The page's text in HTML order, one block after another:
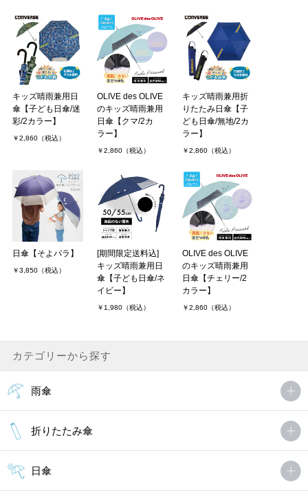
キッズ晴雨兼用日
傘【子ども日傘/迷
彩/2カラー】
￥2,860（税込）
OLIVE des OLIVE
のキッズ晴雨兼用
日傘【クマ/2カ
ラー】
￥2,860（税込）
キッズ晴雨兼用折
りたたみ日傘【子
ども日傘/無地/2カ
ラー】
￥2,860（税込）
日傘【そよパラ】
￥3,850（税込）
[期間限定送料込]
キッズ晴雨兼用日
傘【子ども日傘/ネ
イビー】
￥1,980（税込）
OLIVE des OLIVE
のキッズ晴雨兼用
日傘【チェリー/2
カラー】
￥2,860（税込）
カテゴリーから探す
雨傘
折りたたみ傘
日傘